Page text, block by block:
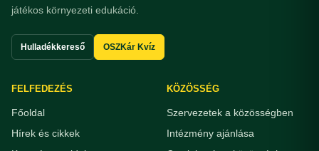
játékos környezeti edukáció.
Hulladékkereső OSZKár Kvíz
FELFEDEZÉS
Főoldal
Hírek és cikkek
KÖZÖSSÉG
Szervezetek a közösségben
Intézmény ajánlása